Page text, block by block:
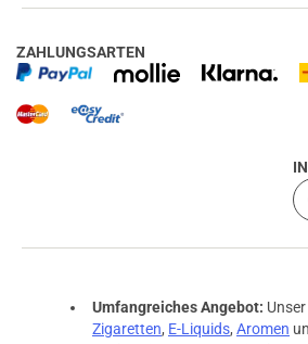
ZAHLUNGSARTEN
Umfangreiches Angebot:
Zigaretten, E-Liquids, Aromen